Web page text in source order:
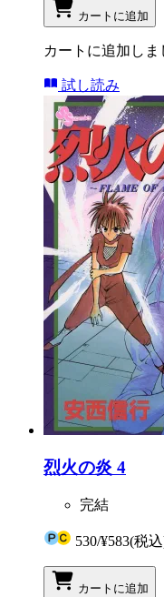
カートに追加
カートに追加しま
試し読み
烈火の炎 4
完結
530/¥583(税
カートに追加